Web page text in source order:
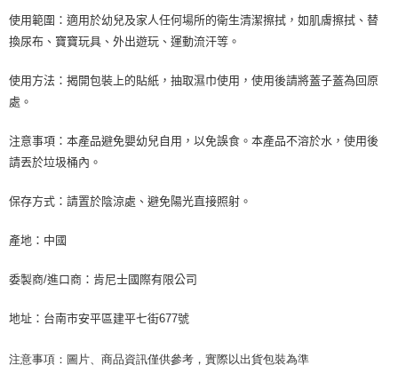
使用範圍：適用於幼兒及家人任何場所的衛生清潔擦拭，如肌膚擦拭、替
換尿布、寶寶玩具、外出遊玩、運動流汗等。
使用方法：揭開包裝上的貼紙，抽取濕巾使用，使用後請將蓋子蓋為回原
處。
注意事項：本產品避免嬰幼兒自用，以免誤食。本產品不溶於水，使用後
請丟於垃圾桶內。
保存方式：請置於陰涼處、避免陽光直接照射。
產地：中國
委製商/進口商：肯尼士國際有限公司
地址：台南市安平區建平七街677號
注意事項：圖片、商品資訊僅供參考，實際以出貨包裝為準